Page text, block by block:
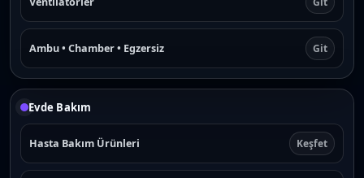
Ambu • Chamber • Egzersiz Git
Evde Bakım
Hasta Bakım Ürünleri Keşfet